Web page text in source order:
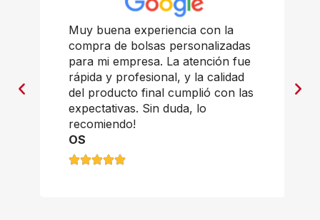
Muy buena experiencia con la
compra de bolsas personalizadas
para mi empresa. La atención fue
rápida y profesional, y la calidad
del producto final cumplió con las
expectativas. Sin duda, lo
recomiendo!
OS